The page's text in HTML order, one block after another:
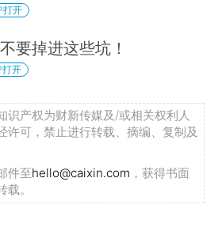
打开
要掉进这些坑！
打开
识产权为财新传媒及/或相关权利人
许可，禁止进行转载、摘编、复制及
件至hello@caixin.com ，获得书面
。